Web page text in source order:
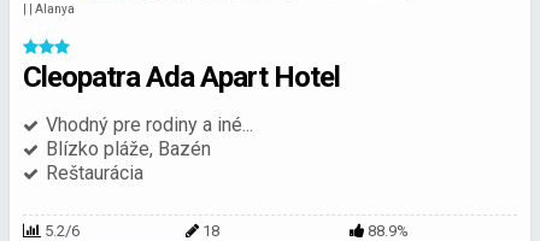
| | Alanya
Cleopatra Ada Apart Hotel
Vhodný pre rodiny a iné...
Blízko pláže, Bazén
Reštaurácia
5.2/6 18
88.9%